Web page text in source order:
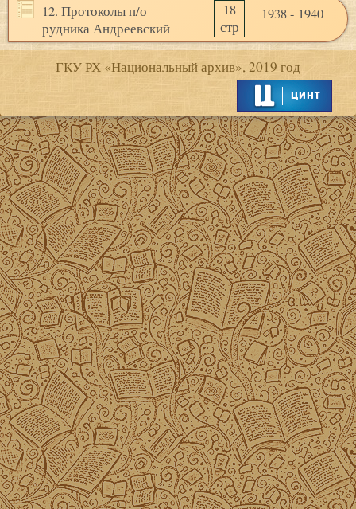
12. Протоколы п/о
рудника Андреевский
18
стр
1938 - 1940
ГКУ РХ «Национальный архив», 2019 год